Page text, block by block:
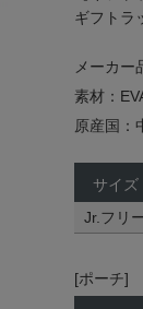
ギフトラ
メーカー
素材：
原産国：
サイズ
Jr.フリ
[ポーチ]